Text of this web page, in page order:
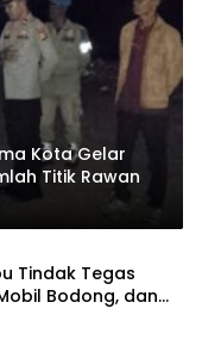
Kota Gelar
Titik Rawan
Tindak Tegas
Bodong, dan